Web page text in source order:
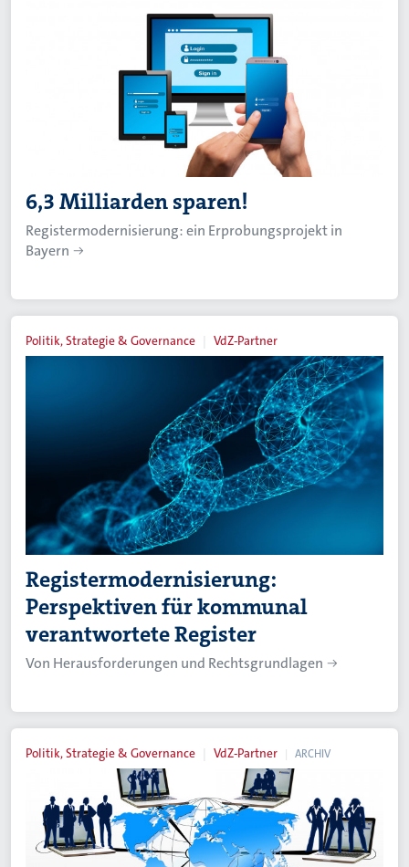
6,3 Milliarden sparen!
Registermodernisierung: ein Erprobungsprojekt in
Bayern
Politik, Strategie & Governance VdZ-Partner
Registermodernisierung:
Perspektiven für kommunal
verantwortete Register
Von Herausforderungen und Rechtsgrundlagen
Politik, Strategie & Governance VdZ-Partner ARCHIV